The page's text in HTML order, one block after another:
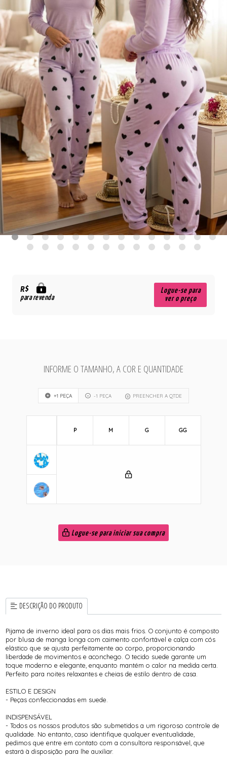
R$
para revenda
Logue-se para
ver o preço
INFORME O TAMANHO, A COR E QUANTIDADE
+1 PEÇA -1 PEÇA PREENCHER A QTDE
P M G GG
Logue-se para iniciar sua compra
DESCRIÇÃO DO PRODUTO
Pijama de inverno ideal para os dias mais frios. O conjunto é composto
por blusa de manga longa com caimento confortável e calça com cós
elástico que se ajusta perfeitamente ao corpo, proporcionando
liberdade de movimentos e aconchego. O tecido suede garante um
toque moderno e elegante, enquanto mantém o calor na medida certa.
Perfeito para noites relaxantes e cheias de estilo dentro de casa.
ESTILO E DESIGN
- Peças confeccionadas em suede.
INDISPENSÁVEL
- Todos os nossos produtos são submetidos a um rigoroso controle de
qualidade. No entanto, caso identifique qualquer eventualidade,
pedimos que entre em contato com a consultora responsável, que
estará à disposição para lhe auxiliar.